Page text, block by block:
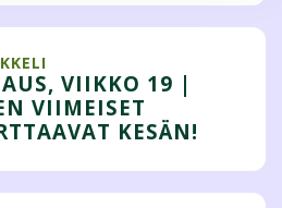
VIIKKO 19 |
VIIMEISET
KESÄN!